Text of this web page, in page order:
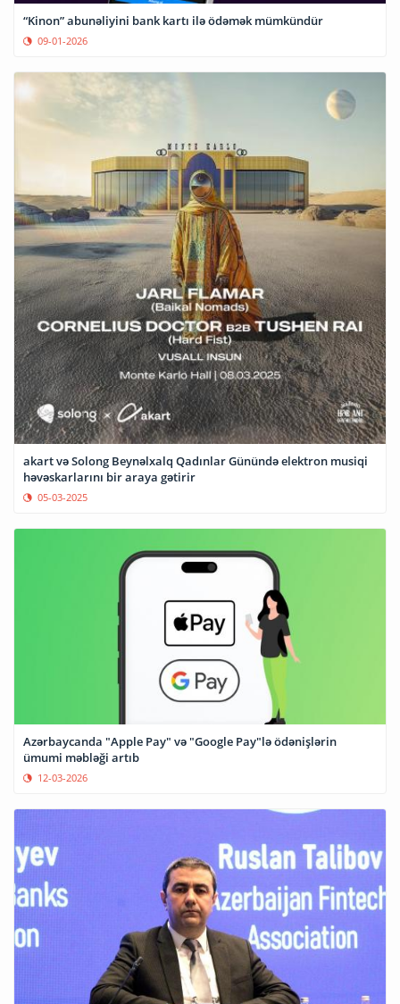
“Kinon” abunəliyini bank kartı ilə ödəmək mümkündür
09-01-2026
akart və Solong Beynəlxalq Qadınlar Günündə elektron musiqi
həvəskarlarını bir araya gətirir
05-03-2025
Azərbaycanda "Apple Pay" və "Google Pay"lə ödənişlərin
ümumi məbləği artıb
12-03-2026